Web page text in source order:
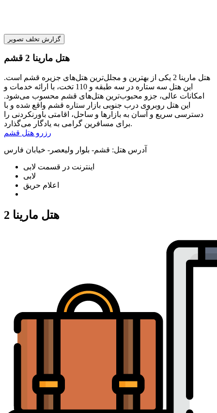
گزارش تخلف تصویر
هتل مارینا 2 قشم
هتل مارینا 2 یکی از بهترین و مجلل‌ترین هتل‌های جزیره قشم است.
این هتل سه ستاره در سه طبقه و 110 تخت، با ارائه خدمات و
امکانات عالی، جزو محبوب‌ترین هتل‌های قشم محسوب می‌شود.
این هتل روبروی درب جنوبی بازار ستاره قشم واقع شده و با
دسترسی سریع و آسان به بازارها و ساحل، اقامتی باورنکردنی را
برای مسافرین گرامی به یادگار می‌گذارد.
رزرو هتل قشم
آدرس هتل: قشم- بلوار وليعصر- خیابان فارس
اینترنت در قسمت لابی
لابی
اعلام حریق
هتل مارینا 2